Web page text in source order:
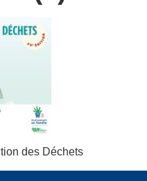
des Déchets